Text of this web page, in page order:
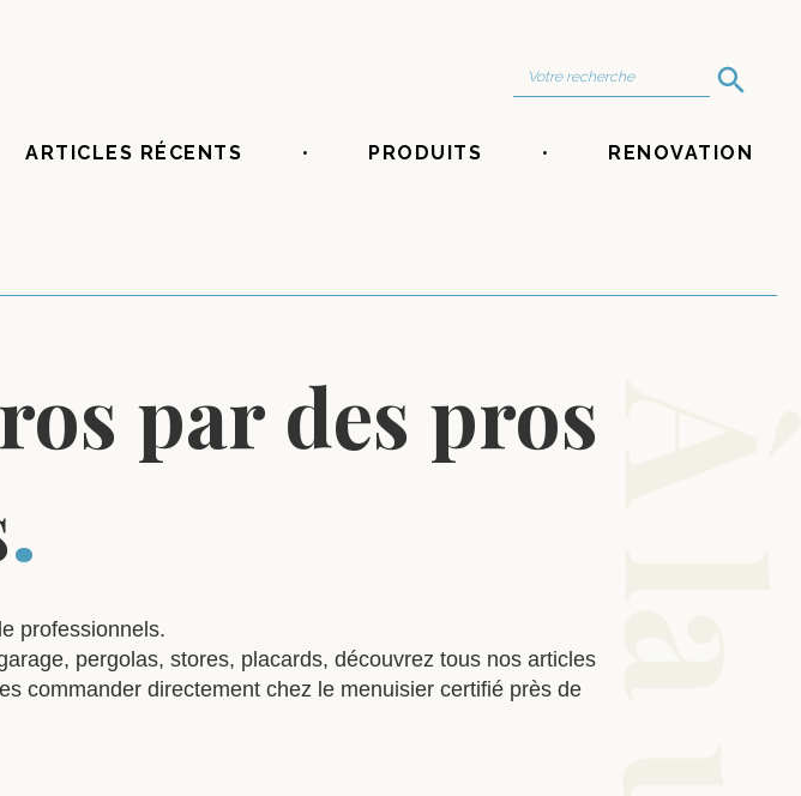
for:
ARTICLES RÉCENTS PRODUITS RENOVATION
par des pros
professionnels.
pergolas, stores, placards, découvrez tous nos articles
commander directement chez le menuisier certifié près de